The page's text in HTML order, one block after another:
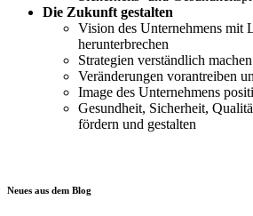
Die Zukunft gestalten
Vision des Unter­nehmens mit
herun­ter­brechen
Strategien verständlich
Verän­de­rungen voran­treiben
Image des Unter­nehmens
Gesundheit, Sicherheit,
fördern und gestalten
Neues aus dem Blog